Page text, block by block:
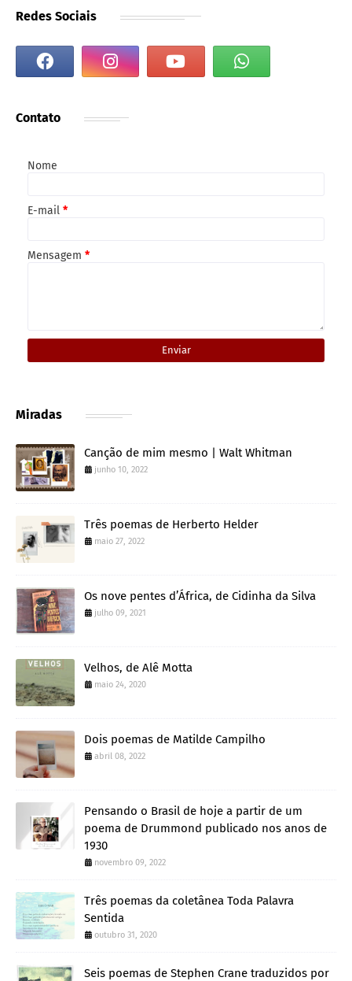
Redes Sociais
Contato
Nome
E-mail *
Mensagem *
Miradas
Canção de mim mesmo | Walt Whitman
junho 10, 2022
Três poemas de Herberto Helder
maio 27, 2022
Os nove pentes d’África, de Cidinha da Silva
julho 09, 2021
Velhos, de Alê Motta
maio 24, 2020
Dois poemas de Matilde Campilho
abril 08, 2022
Pensando o Brasil de hoje a partir de um
poema de Drummond publicado nos anos de
1930
novembro 09, 2022
Três poemas da coletânea Toda Palavra
Sentida
outubro 31, 2020
Seis poemas de Stephen Crane traduzidos por